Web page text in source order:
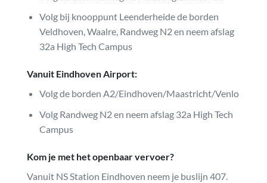
Volg bij knooppunt Leenderheide de borden
Veldhoven, Waalre, Randweg N2 en neem afslag
32a High Tech Campus
Vanuit Eindhoven Airport:
Volg de borden A2/Eindhoven/Maastricht/Venlo
Volg Randweg N2 en neem afslag 32a High Tech
Campus
Kom je met het openbaar vervoer?
Vanuit NS Station Eindhoven neem je buslijn 407.